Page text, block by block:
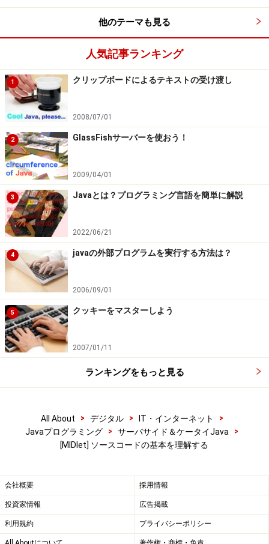
他のテーマも見る
人気記事ランキング
1 クリップボードによるテキストの受け渡し
2008/07/01
2 GlassFishサーバーを使おう！
2009/04/01
3 Javaとは？プログラミング言語を簡単に解説
2022/06/21
4 javaの外部プログラムを実行する方法は？
2006/09/01
5 クッキーをマスターしよう
2007/01/11
ランキングをもっと見る
All About > デジタル > IT・インターネット
>
Javaプログラミング
> サーバサイド＆ケータイJava
>
[MIDlet] ソースコードの基本を理解する
会社概要 採用情報
投資家情報 広告掲載
利用規約 プライバシーポリシー